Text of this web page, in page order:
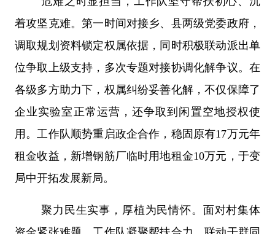
着攻坚克难。第一时间对接乡、县两级党委政府，
调取规划资料锁定权属依据，同时积极联动派出单
位争取上级支持，多次专题对接协调化解争议。在
各级多方助力下，权属纠纷妥善化解，不仅保障了
企业实验室正常运营，还争取到闲置空地授权使
用。工作队顺势重启政企合作，稳固原有17万元年
租金收益，新增钢筋厂临时用地租金10万元，于变
局中开拓发展新局。
聚力民生实事，厚植为民情怀。面对村集体